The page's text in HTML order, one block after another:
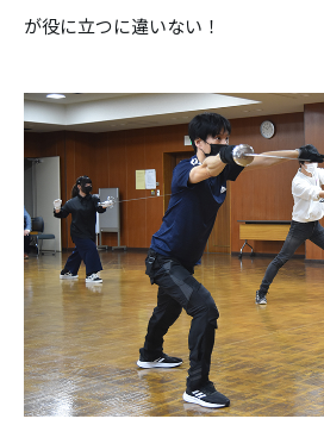
が役に立つに違いない！